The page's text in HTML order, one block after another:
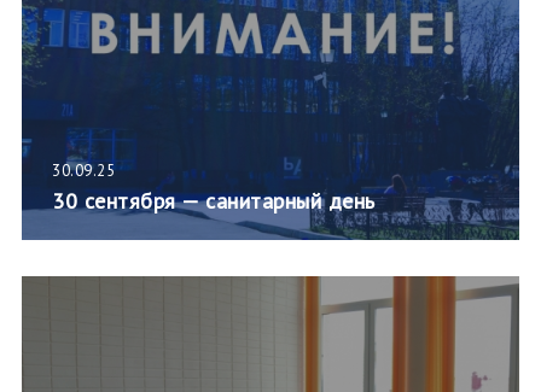
30.09.25
30 сентября — санитарный день